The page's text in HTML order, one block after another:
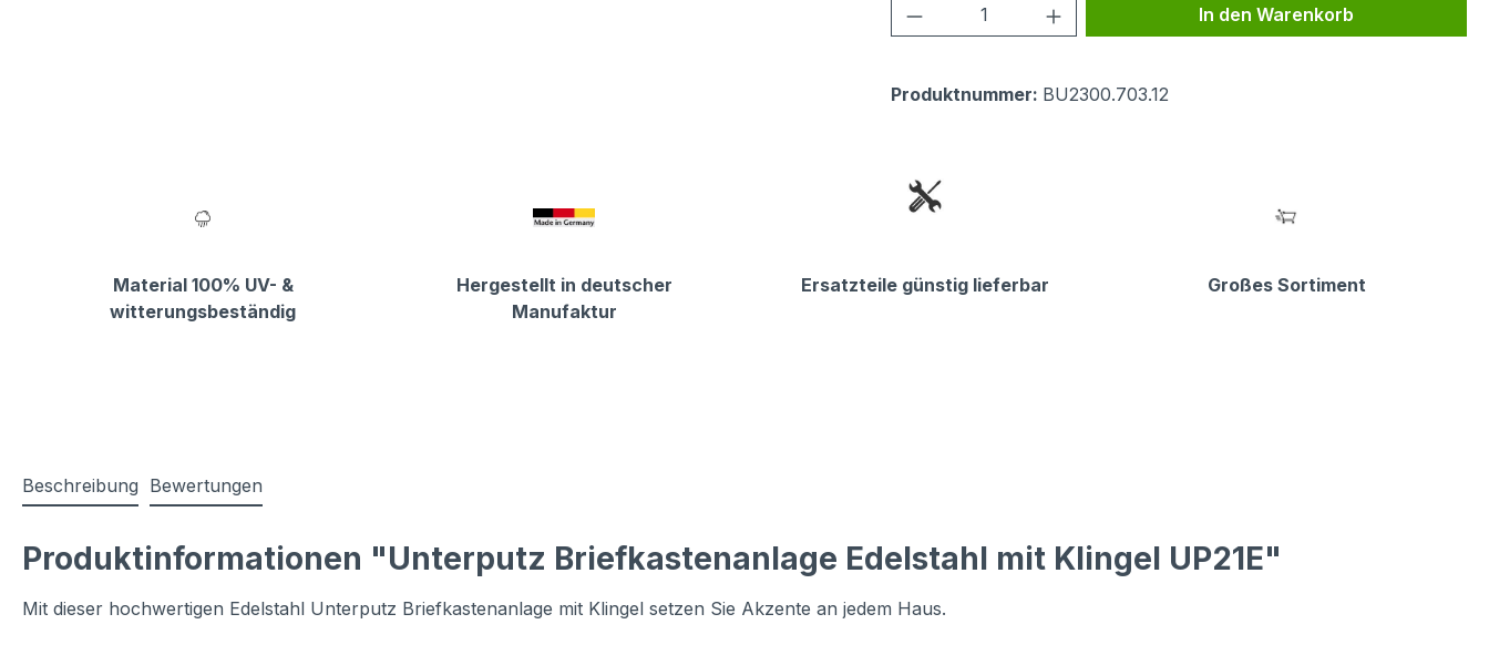
Produkt Anzahl: Gib den gewünschten Wert
In den Warenkorb
Produktnummer: BU2300.703.12
Material 100% UV- &
witterungsbeständig
Hergestellt in deutscher
Manufaktur
Ersatzteile günstig lieferbar Großes Sortiment
Beschreibung Bewertungen
Produktinformationen "Unterputz Briefkastenanlage Edelstahl mit Klingel UP21E"
Mit dieser hochwertigen Edelstahl Unterputz Briefkastenanlage mit Klingel setzen Sie Akzente an jedem Haus.